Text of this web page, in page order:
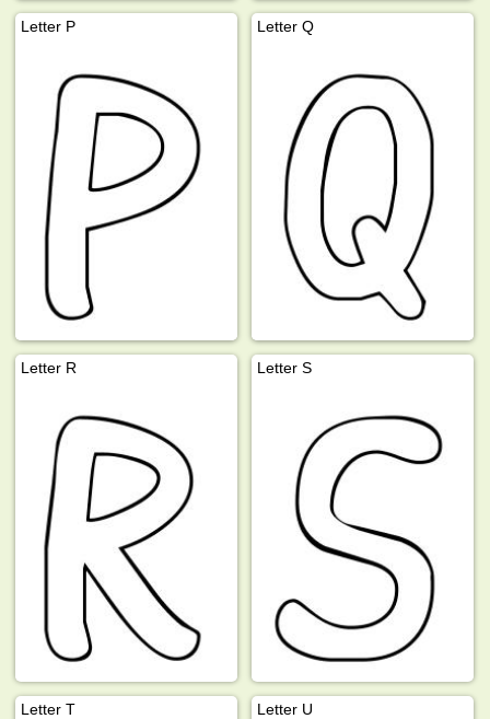
Letter P Letter Q
Letter R Letter S
Letter T Letter U